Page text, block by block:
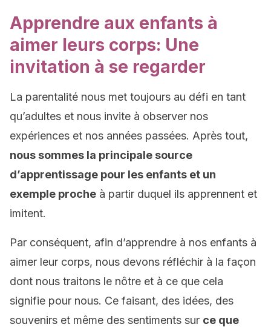
Apprendre aux enfants à
aimer leurs corps: Une
invitation à se regarder
La parentalité nous met toujours au défi en tant
qu’adultes et nous invite à observer nos
expériences et nos années passées. Après tout,
nous sommes la principale source
d’apprentissage pour les enfants et un
exemple proche à partir duquel ils apprennent et
imitent.
Par conséquent, afin d’apprendre à nos enfants à
aimer leur corps, nous devons réfléchir à la façon
dont nous traitons le nôtre et à ce que cela
signifie pour nous. Ce faisant, des idées, des
souvenirs et même des sentiments sur ce que